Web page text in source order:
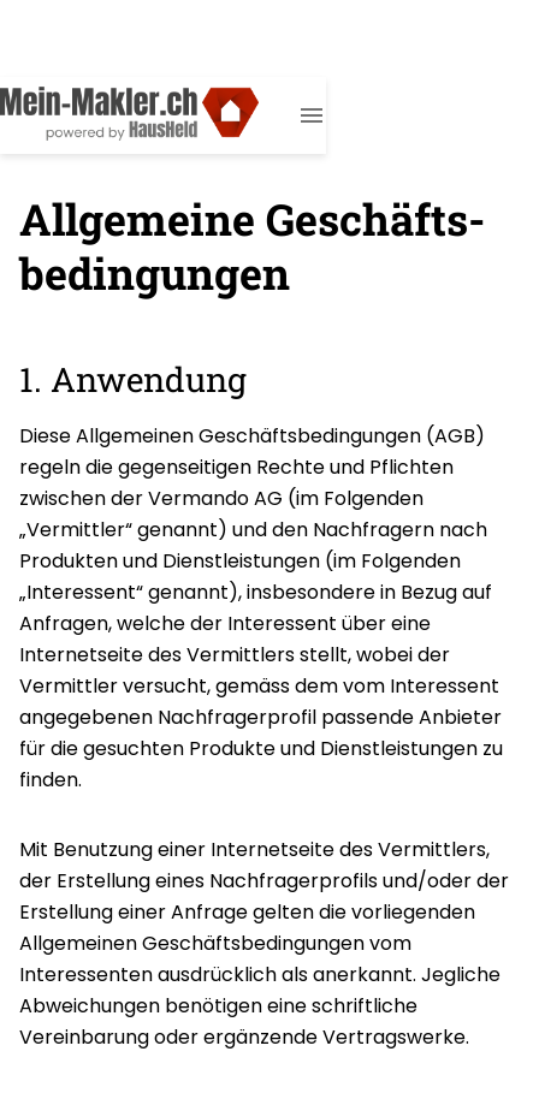
Allgemeine Geschäfts­
bedingungen
1. Anwendung
Diese Allgemeinen Geschäftsbedingungen (AGB)
regeln die gegenseitigen Rechte und Pflichten
zwischen der Vermando AG (im Folgenden
„Vermittler“ genannt) und den Nachfragern nach
Produkten und Dienstleistungen (im Folgenden
„Interessent“ genannt), insbesondere in Bezug auf
Anfragen, welche der Interessent über eine
Internetseite des Vermittlers stellt, wobei der
Vermittler versucht, gemäss dem vom Interessent
angegebenen Nachfragerprofil passende Anbieter
für die gesuchten Produkte und Dienstleistungen zu
finden.
Mit Benutzung einer Internetseite des Vermittlers,
der Erstellung eines Nachfragerprofils und/oder der
Erstellung einer Anfrage gelten die vorliegenden
Allgemeinen Geschäftsbedingungen vom
Interessenten ausdrücklich als anerkannt. Jegliche
Abweichungen benötigen eine schriftliche
Vereinbarung oder ergänzende Vertragswerke.